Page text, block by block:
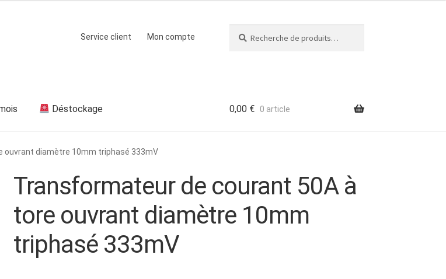
Service client Mon compte
pour :
Déstockage 0,00 € 0 article
ouvrant diamètre 10mm triphasé 333mV
Transformateur de courant 50A à
tore ouvrant diamètre 10mm
triphasé 333mV